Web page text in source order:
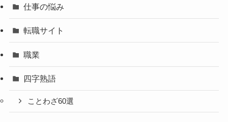
仕事の悩み
転職サイト
職業
四字熟語
ことわざ60選